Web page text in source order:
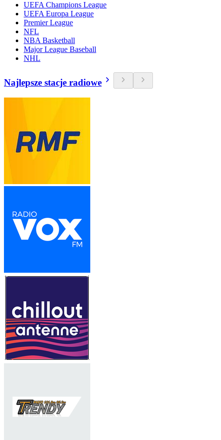
UEFA Champions League
UEFA Europa League
Premier League
NFL
NBA Basketball
Major League Baseball
NHL
Najlepsze stacje radiowe